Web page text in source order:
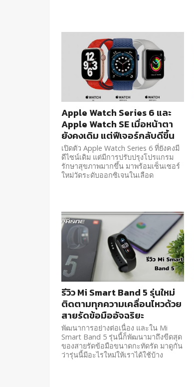
Apple Watch Series 6 และ
Apple Watch SE เมื่อหน้าตา
ยังคงเดิม แต่ฟีเจอร์กลับดีขึ้น
เปิดตัว Apple Watch Series 6 ที่ยังคงมี
ดีไซน์เดิม แต่มีการปรับปรุงโปรแกรม
รักษาสุขภาพมากขึ้น มาพร้อมเซ็นเซอร์
ใหม่วัดระดับออกซิเจนในเลือด
รีวิว Mi Smart Band 5 รุ่นใหม่
ติดตามทุกความเคลื่อนไหวด้วย
สายรัดข้อมืออัจฉริยะ
พัฒนาการอย่างต่อเนื่อง และใน Mi
Smart Band 5 รุ่นนี้ก็พัฒนามาถึงขีดสุด
ของสายรัดข้อมือขนาดกะทัดรัด มาดูกัน
ว่ารุ่นนี้มีอะไรใหม่ให้เราได้ใช้บ้าง